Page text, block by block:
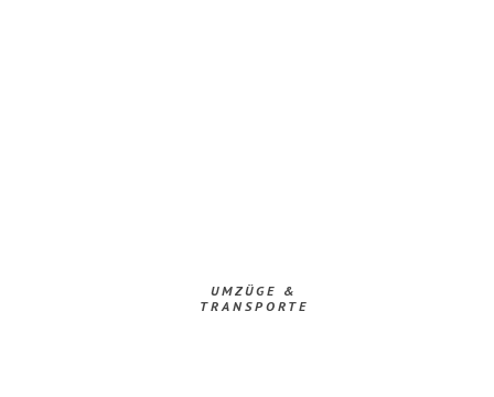
UMZÜGE &
TRANSPORTE